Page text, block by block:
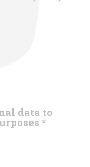
data to
*